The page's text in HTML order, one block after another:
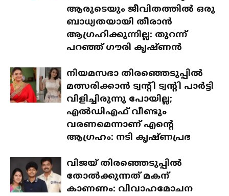
ആരുടെയും ജീവിതത്തിൽ ഒരു
ബാധ്യതയായി തീരാൻ
ആഗ്രഹിക്കുന്നില്ല: തുറന്ന്
പറഞ്ഞ് ഗൗരി കൃഷ്ണൻ
നിയമസഭാ തിരഞ്ഞെടുപ്പിൽ
മത്സരിക്കാൻ ട്വന്റി ട്വന്റി പാർട്ടി
വിളിച്ചിരുന്നു പോയില്ല;
എൽഡിഎഫ് വീണ്ടും
വരണമെന്നാണ് എന്റെ
ആഗ്രഹം: നടി കൃഷ്ണപ്രഭ
വിജയ് തിരഞ്ഞെടുപ്പിൽ
തോൽക്കുന്നത് മകന്
കാണണം: വിവാഹമോചന